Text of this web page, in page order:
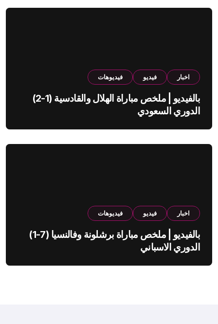
اخبار فيديو فيديوهات
بالفيديو | ملخص مباراة الهلال والقادسية (1-2)
الدوري السعودي
اخبار فيديو فيديوهات
بالفيديو | ملخص مباراة برشلونة وفالنسيا (7-1)
الدوري الاسباني